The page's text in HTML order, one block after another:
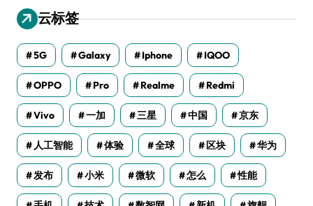
云标签
5G Galaxy Iphone IQOO
OPPO Pro Realme Redmi
Vivo 一加 三星 中国 京东
人工智能 体验 全球 区块 华为
发布 小米 微软 怎么 性能